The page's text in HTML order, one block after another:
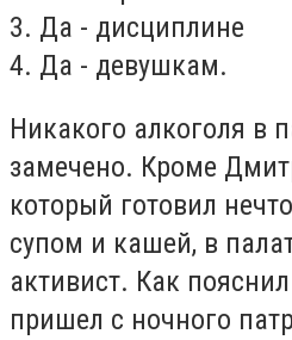
3. Да - дисциплине
4. Да - девушкам.
Никакого алкоголя в
замечено. Кроме
который готовил
супом и кашей, в
активист. Как
пришел с ночного